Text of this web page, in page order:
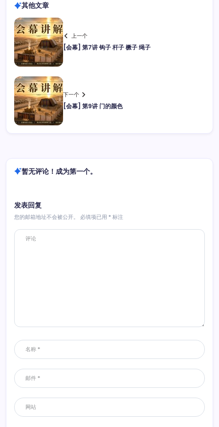
其他文章
上一个
[会幕] 第7讲 钩子 杆子 橛子 绳子
下一个
[会幕] 第9讲 门的颜色
暂无评论！成为第一个。
发表回复
您的邮箱地址不会被公开。 必填项已用 * 标注